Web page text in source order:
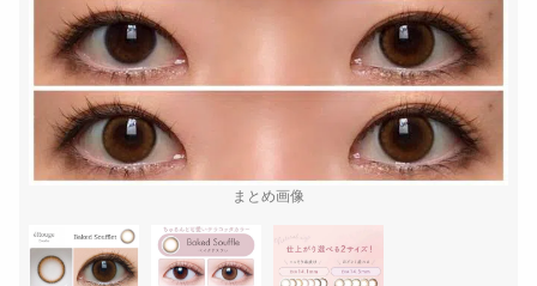
まとめ画像